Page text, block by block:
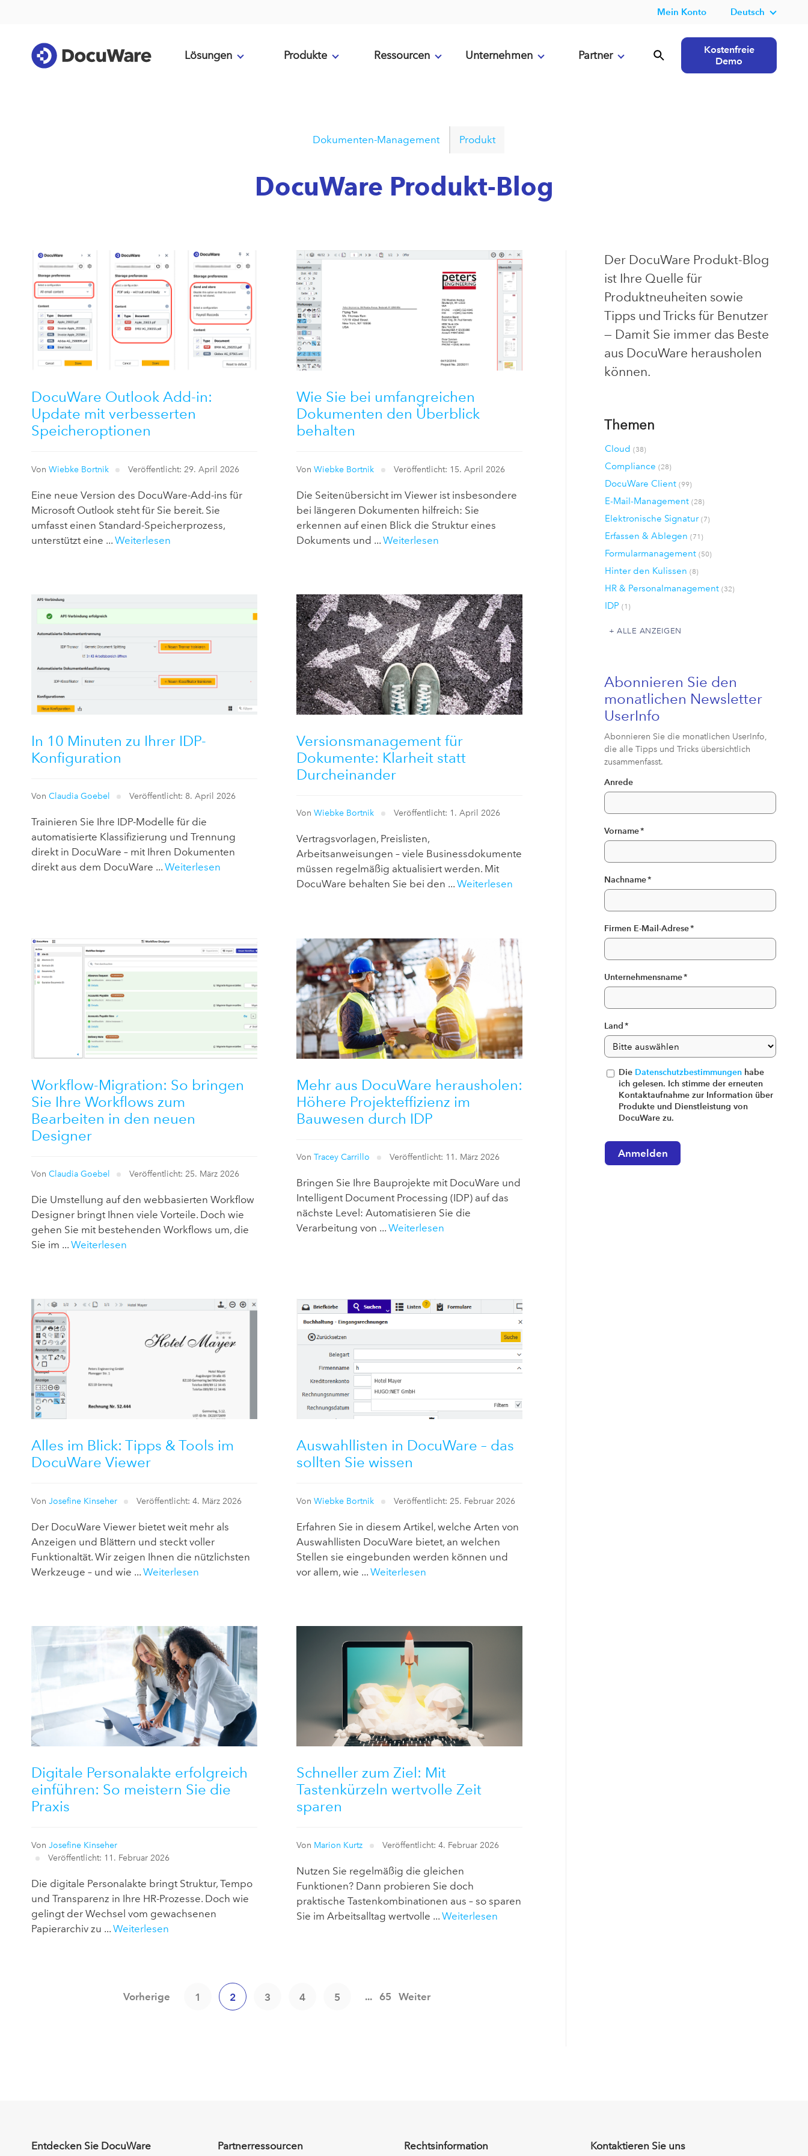
Mein Konto Deutsch
Lösungen Produkte Ressourcen Unternehmen Partner
Kostenfreie
Demo
Dokumenten-Management Produkt
DocuWare Produkt-Blog
DocuWare Outlook Add-in:
Update mit verbesserten
Speicheroptionen
Von Wiebke Bortnik Veröffentlicht: 29. April 2026
Eine neue Version des DocuWare-Add-ins für
Microsoft Outlook steht für Sie bereit. Sie
umfasst einen Standard-Speicherprozess,
unterstützt eine ... Weiterlesen
Wie Sie bei umfangreichen
Dokumenten den Überblick
behalten
VonWiebke Bortnik Veröffentlicht: 15. April 2026
Die Seitenübersicht im Viewer ist insbesondere
bei längeren Dokumenten hilfreich: Sie
erkennen auf einen Blick die Struktur eines
Dokuments und ...Weiterlesen
In 10 Minuten zu Ihrer IDP-
Konfiguration
Von Claudia Goebel Veröffentlicht: 8. April 2026
Trainieren Sie Ihre IDP-Modelle für die
automatisierte Klassifizierung und Trennung
direkt in DocuWare – mit Ihren Dokumenten
direkt aus dem DocuWare ... Weiterlesen
Versionsmanagement für
Dokumente: Klarheit statt
Durcheinander
VonWiebke Bortnik Veröffentlicht: 1. April 2026
Vertragsvorlagen, Preislisten,
Arbeitsanweisungen – viele Businessdokumente
müssen regelmäßig aktualisiert werden. Mit
DocuWare behalten Sie bei den ...Weiterlesen
Workflow-Migration: So bringen
Sie Ihre Workflows zum
Bearbeiten in den neuen
Designer
Von Claudia Goebel Veröffentlicht: 25. März 2026
Die Umstellung auf den webbasierten Workflow
Designer bringt Ihnen viele Vorteile. Doch wie
gehen Sie mit bestehenden Workflows um, die
Sie im ... Weiterlesen
Mehr aus DocuWare herausholen:
Höhere Projekteffizienz im
Bauwesen durch IDP
VonTracey Carrillo Veröffentlicht: 11. März 2026
Bringen Sie Ihre Bauprojekte mit DocuWare und
Intelligent Document Processing (IDP) auf das
nächste Level: Automatisieren Sie die
Verarbeitung von ...Weiterlesen
Alles im Blick: Tipps & Tools im
DocuWare Viewer
Von Josefine Kinseher Veröffentlicht: 4. März 2026
Der DocuWare Viewer bietet weit mehr als
Anzeigen und Blättern und steckt voller
Funktionaltät. Wir zeigen Ihnen die nützlichsten
Werkzeuge – und wie ... Weiterlesen
Auswahllisten in DocuWare – das
sollten Sie wissen
VonWiebke Bortnik Veröffentlicht: 25. Februar 2026
Erfahren Sie in diesem Artikel, welche Arten von
Auswahllisten DocuWare bietet, an welchen
Stellen sie eingebunden werden können und
vor allem, wie ...Weiterlesen
Digitale Personalakte erfolgreich
einführen: So meistern Sie die
Praxis
Von Josefine Kinseher
Veröffentlicht: 11. Februar 2026
Die digitale Personalakte bringt Struktur, Tempo
und Transparenz in Ihre HR-Prozesse. Doch wie
gelingt der Wechsel vom gewachsenen
Papierarchiv zu ... Weiterlesen
Schneller zum Ziel: Mit
Tastenkürzeln wertvolle Zeit
sparen
Von Marion Kurtz Veröffentlicht: 4. Februar 2026
Nutzen Sie regelmäßig die gleichen
Funktionen? Dann probieren Sie doch
praktische Tastenkombinationen aus – so sparen
Sie im Arbeitsalltag wertvolle ...Weiterlesen
Vorherige 1 2 3 4 5 ... 65 Weiter
Der DocuWare Produkt-Blog
ist Ihre Quelle für
Produktneuheiten sowie
Tipps und Tricks für Benutzer
— Damit Sie immer das Beste
aus DocuWare herausholen
können.
Themen
Cloud(38)
Compliance(28)
DocuWare Client(99)
E-Mail-Management(28)
Elektronische Signatur(7)
Erfassen & Ablegen(71)
Formularmanagement(50)
Hinter den Kulissen(8)
HR & Personalmanagement(32)
IDP(1)
ALLE ANZEIGEN
Abonnieren Sie den
monatlichen Newsletter
UserInfo
Abonnieren Sie die monatlichen UserInfo,
die alle Tipps und Tricks übersichtlich
zusammenfasst.
Anrede
Vorname*
Nachname*
Firmen E-Mail-Adrese*
Unternehmensname*
Land *
Die Datenschutzbestimmungenhabe
ich gelesen. Ich stimme der erneuten
Kontaktaufnahme zur Information über
Produkte und Dienstleistung von
DocuWare zu.
Entdecken Sie DocuWare Partnerressourcen Rechtsinformation Kontaktieren Sie uns